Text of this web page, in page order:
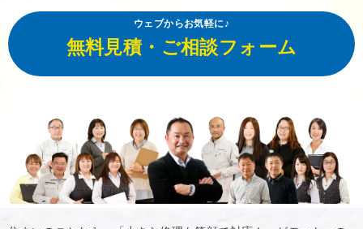
ウェブからお気軽に♪
無料見積・ご相談フォーム